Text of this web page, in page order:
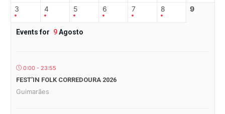
3 4 5 6 7 8 9
Events for 9Agosto
0:00 - 23:55
FEST’IN FOLK CORREDOURA 2026
Guimarães